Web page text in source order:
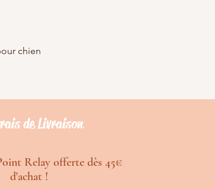
chien
de Livraison
Relay offerte dès 45€
d'achat !